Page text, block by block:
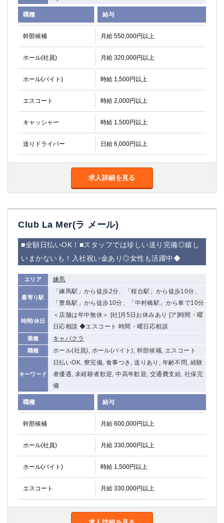
職種 給与
幹部候補 月給 550,000円以上
ホール(社員) 月給 320,000円以上
ホール(バイト) 時給 1,500円以上
エスコート 時給 2,000円以上
キャッシャー 時給 1,500円以上
送りドライバー 日給 6,000円以上
求人詳細を見る
Club La Mer(ラ メール)
■全額日払いOK！■スタッフでは珍しい送り完備◎嬉し
いまかないも！入社祝い金あり◎女性も活躍中◆
エリア 練馬
最寄り駅
「練馬駅」から徒歩2分、「桜台駅」から徒歩10分、
「豊島駅」から徒歩10分、「中村橋駅」から車で10分
時間/休日
＜店舗は年中無休＞ [社]月5日お休みあり [ア]時間・曜
日応相談 ◆エスコート 時間・曜日応相談
業種 キャバクラ
職種 ホール(社員), ホール(バイト), 幹部候補, エスコート
キーワード
日払いOK, 寮完備, 食事つき, 送りあり, 年齢不問, 経験
者優遇, 未経験者歓迎, 中高年歓迎, 交通費支給, 社保完
備
職種 給与
幹部候補 月給 600,000円以上
ホール(社員) 月給 330,000円以上
ホール(バイト) 時給 1,500円以上
エスコート 月給 330,000円以上